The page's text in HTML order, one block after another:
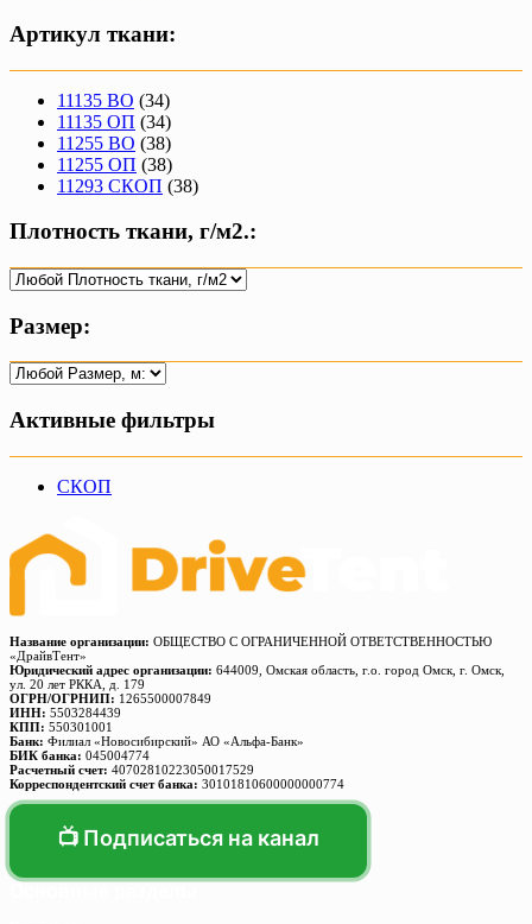
Артикул ткани:
11135 ВО (34)
11135 ОП (34)
11255 ВО (38)
11255 ОП (38)
11293 СКОП (38)
Плотность ткани, г/м2.:
Размер:
Активные фильтры
СКОП
Название организации: ОБЩЕСТВО С ОГРАНИЧЕННОЙ ОТВЕТСТВЕННОСТЬЮ
«ДрайвТент»
Юридический адрес организации: 644009, Омская область, г.о. город Омск, г. Омск,
ул. 20 лет РККА, д. 179
ОГРН/ОГРНИП: 1265500007849
ИНН: 5503284439
КПП: 550301001
Банк: Филиал «Новосибирский» АО «Альфа-Банк»
БИК банка: 045004774
Расчетный счет: 40702810223050017529
Корреспондентский счет банка: 30101810600000000774
📺 Подписаться на канал